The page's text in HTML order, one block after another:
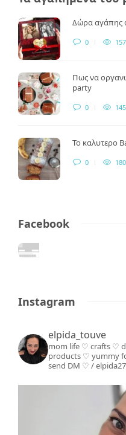
Δώρα αγάπης
0 157
Πως να
party
0 145
Το καλυτερο
0
Facebook
Instagram
elpida_touve
mom life ♡ crafts ♡
products ♡ yummy
send DM ♡ /